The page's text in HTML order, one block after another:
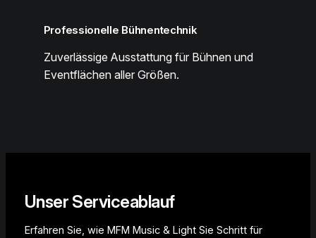
Professionelle Bühnentechnik
Zuverlässige Ausstattung für Bühnen und
Eventflächen aller Größen.
Unser Serviceablauf
Erfahren Sie, wie MFM Music & Light Sie Schritt für